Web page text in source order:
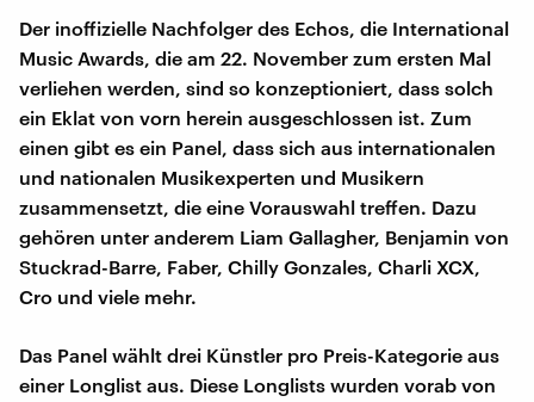
Der inoffizielle Nachfolger des Echos, die International
Music Awards, die am 22. November zum ersten Mal
verliehen werden, sind so konzeptioniert, dass solch
ein Eklat von vorn herein ausgeschlossen ist. Zum
einen gibt es ein Panel, dass sich aus internationalen
und nationalen Musikexperten und Musikern
zusammensetzt, die eine Vorauswahl treffen. Dazu
gehören unter anderem Liam Gallagher, Benjamin von
Stuckrad-Barre, Faber, Chilly Gonzales, Charli XCX,
Cro und viele mehr.
Das Panel wählt drei Künstler pro Preis-Kategorie aus
einer Longlist aus. Diese Longlists wurden vorab von